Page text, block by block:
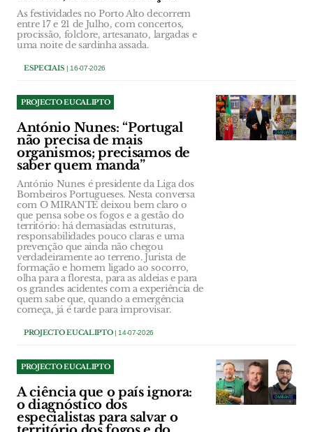
As festividades no Porto Alto decorrem
entre 17 e 21 de Julho, com concertos,
procissão, folclore, artesanato, largadas e
uma noite de sardinha assada.
ESPECIAIS| 16-07-2026
PROJECTO EUCALIPTO
António Nunes: “Portugal
não precisa de mais
organismos; precisamos de
saber quem manda”
António Nunes é presidente da Liga dos
Bombeiros Portugueses. Nesta conversa
com O MIRANTE deixou bem claro o
que pensa sobe os fogos e a gestão do
território: há demasiadas estruturas,
responsabilidades pouco claras e uma
prevenção que ainda não chegou
verdadeiramente ao terreno. Jurista de
formação e homem ligado ao socorro,
olha para a floresta, para as aldeias e para
os grandes acidentes com a experiência de
quem sabe que, quando a emergência
começa, já é tarde para improvisar.
PROJECTO EUCALIPTO| 14-07-2026
PROJECTO EUCALIPTO
A ciência que o país ignora:
o diagnóstico dos
especialistas para salvar o